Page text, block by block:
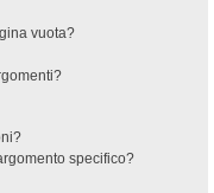
vuota?
specifico?